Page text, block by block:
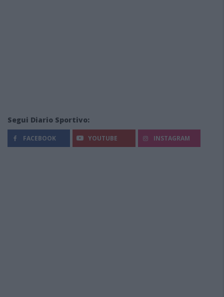
Segui Diario Sportivo:
FACEBOOK YOUTUBE INSTAGRAM